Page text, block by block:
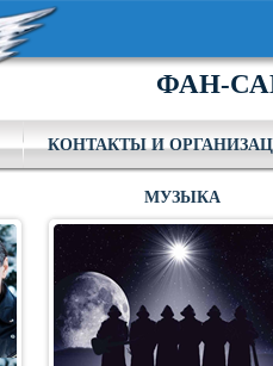
ФАН-
КОНТАКТЫ И
МУЗЫКА